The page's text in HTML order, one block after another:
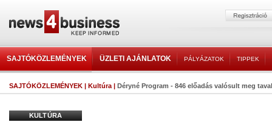
SAJTÓKÖZLEMÉNYEK ÜZLETI AJÁNLATOK PÁLYÁZATOK TIPPEK
SAJTÓKÖZLEMÉNYEK | Kultúra | Déryné Program - 846 előadás valósult meg
KULTÚRA